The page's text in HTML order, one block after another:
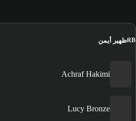
RBظهير أيمن
Achraf Hakimi
Lucy Bronze